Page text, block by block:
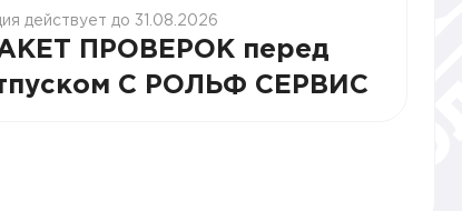
действует до 31.08.2026
ПРОВЕРОК перед
С РОЛЬФ СЕРВИС